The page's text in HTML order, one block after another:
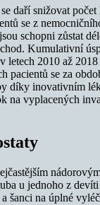
daří snižovat
se z
schopni zůstat
Kumulativní
letech 2010 až
pacientů se za
díky inovativním
na vyplacených
u jednoho z
šanci na úplné